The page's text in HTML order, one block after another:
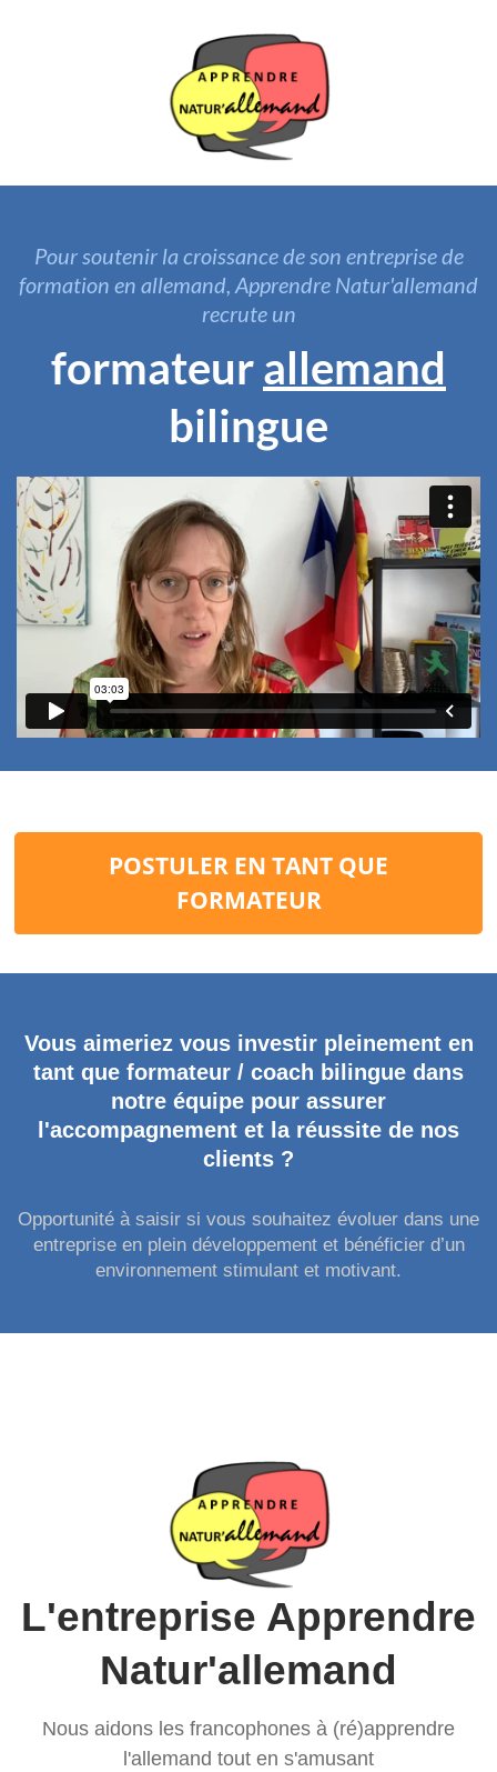
Pour soutenir la croissance de son entreprise de
formation en allemand, Apprendre Natur'allemand
recrute un
formateurallemand
bilingue
POSTULER EN TANT QUE
FORMATEUR
Vous aimeriez vous investir pleinement en
tant que formateur / coach bilingue dans
notre équipe pour assurer
l'accompagnement et la réussite de nos
clients ?
Opportunité à saisir si vous souhaitez évoluer dans une
entreprise en plein développement et bénéficier d’un
environnement stimulant et motivant.
L'entreprise Apprendre
Natur'allemand
Nous aidons les francophones à (ré)apprendre
l'allemand tout en s'amusant